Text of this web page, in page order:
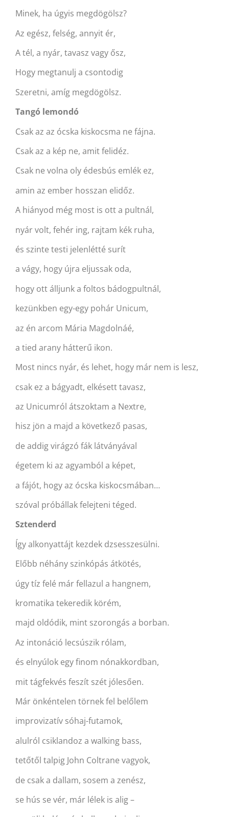
Minek, ha úgyis megdögölsz?
Az egész, felség, annyit ér,
A tél, a nyár, tavasz vagy ősz,
Hogy megtanulj a csontodig
Szeretni, amíg megdögölsz.
Tangó lemondó
Csak az az ócska kiskocsma ne fájna.
Csak az a kép ne, amit felidéz.
Csak ne volna oly édesbús emlék ez,
amin az ember hosszan elidőz.
A hiányod még most is ott a pultnál,
nyár volt, fehér ing, rajtam kék ruha,
és szinte testi jelenlétté surít
a vágy, hogy újra eljussak oda,
hogy ott álljunk a foltos bádogpultnál,
kezünkben egy-egy pohár Unicum,
az én arcom Mária Magdolnáé,
a tied arany hátterű ikon.
Most nincs nyár, és lehet, hogy már nem is lesz,
csak ez a bágyadt, elkésett tavasz,
az Unicumról átszoktam a Nextre,
hisz jön a majd a következő pasas,
de addig virágzó fák látványával
égetem ki az agyamból a képet,
a fájót, hogy az ócska kiskocsmában…
szóval próbállak felejteni téged.
Sztenderd
Így alkonyattájt kezdek dzsesszesülni.
Előbb néhány szinkópás átkötés,
úgy tíz felé már fellazul a hangnem,
kromatika tekeredik körém,
majd oldódik, mint szorongás a borban.
Az intonáció lecsúszik rólam,
és elnyúlok egy finom nónakkordban,
mit tágfekvés feszít szét jólesően.
Már önkéntelen törnek fel belőlem
improvizatív sóhaj-futamok,
alulról csiklandoz a walking bass,
tetőtől talpig John Coltrane vagyok,
de csak a dallam, sosem a zenész,
se hús se vér, már lélek is alig –